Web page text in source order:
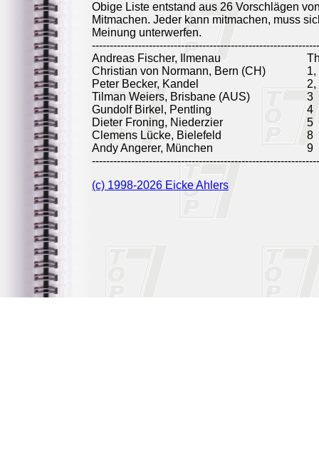
Obige Liste entstand aus 26 Vorschlägen
Mitmachen. Jeder kann mitmachen, muss
Meinung unterwerfen.
Andreas Fischer, Ilmenau
Christian von Normann, Bern (CH)
1,
Peter Becker, Kandel
2,
Tilman Weiers, Brisbane (AUS)
3
Gundolf Birkel, Pentling
4
Dieter Froning, Niederzier
5
Clemens Lücke, Bielefeld
8
Andy Angerer, München
9
(c) 1998-2026 Eicke Ahlers